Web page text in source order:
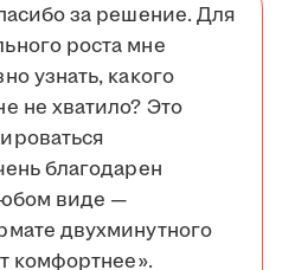
за решение. Для
роста мне
узнать, какого
не хватило? Это
благодарен
виде —
двухминутного
комфортнее».